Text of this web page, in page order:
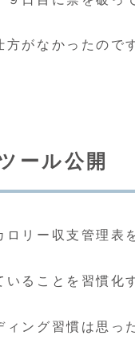
方がなかったので
ール公開
ロリー収支管理表
いることを習慣化
ィング習慣は思っ